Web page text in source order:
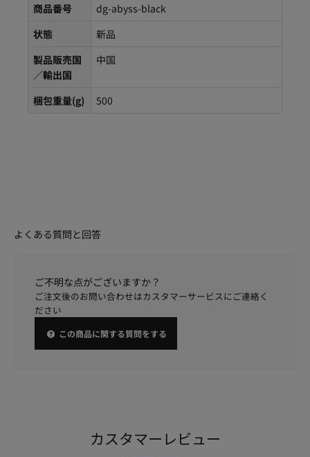
商品番号
dg-abyss-black
状態
新品
製品販売国
／輸出国
中国
梱包重量(g) 500
よくある質問と回答
ご不明な点がございますか？
ご注文後のお問い合わせはカスタマーサービスにご連絡く
ださい
この商品に関する質問をする
カスタマーレビュー